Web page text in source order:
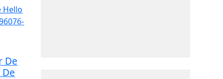
De